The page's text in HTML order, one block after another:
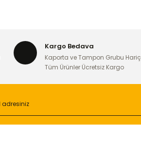
Kargo Bedava
Kaporta ve Tampon Grubu Hariç
Tüm Ürünler Ücretsiz Kargo